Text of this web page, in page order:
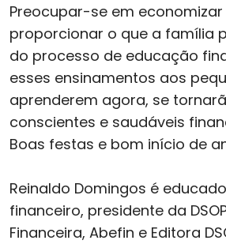
Preocupar-se em
proporcionar o que a família
do processo de educação
esses ensinamentos aos
aprenderem agora, se
conscientes e saudáveis
Boas festas e bom início de
Reinaldo Domingos é
financeiro, presidente da
Financeira, Abefin e Editora